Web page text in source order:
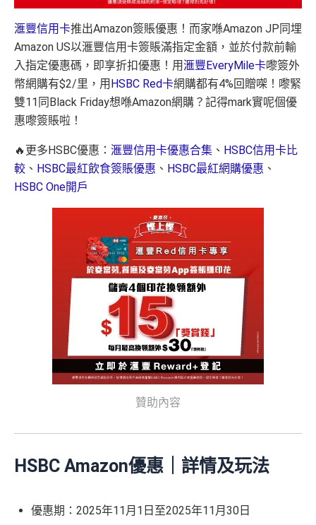
滙豐信用卡推出Amazon簽賬優惠！而家喺Amazon JP同埋
Amazon US以滙豐信用卡簽賬滿指定金額，並於付款前輸
入指定優惠碼，即享折扣優惠！用 滙豐EveryMile卡嚟簽外
幣網購有$2/里，用 HSBC Red卡網購都有4%回贈㗎！嚟緊
雙11同Black Friday想喺Amazon網購？記得mark實呢個優
惠嚟簽賬啦！
🔥更多HSBC優惠： 滙豐信用卡優惠合集 、 HSBC信用卡比
較 、 HSBC最紅飲食簽賬優惠 、 HSBC最紅網購優惠 、
HSBC One開戶
贊助內容
HSBC Amazon優惠｜詳情及玩法
優惠期：2025年11月1日至2025年11月30日